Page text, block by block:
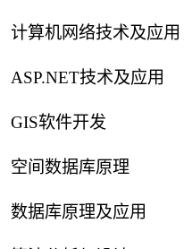
计算机网络技术及应用
ASP.NET技术及应用
GIS软件开发
空间数据库原理
数据库原理及应用